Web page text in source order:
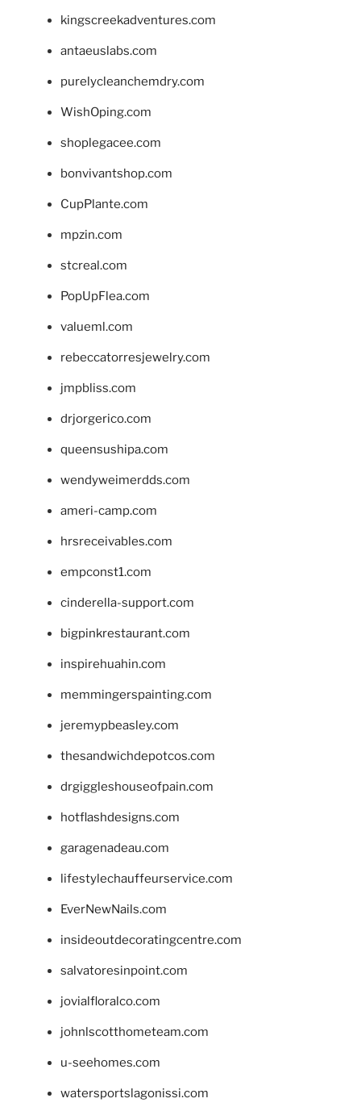
kingscreekadventures.com
antaeuslabs.com
purelycleanchemdry.com
WishOping.com
shoplegacee.com
bonvivantshop.com
CupPlante.com
mpzin.com
stcreal.com
PopUpFlea.com
valueml.com
rebeccatorresjewelry.com
jmpbliss.com
drjorgerico.com
queensushipa.com
wendyweimerdds.com
ameri-camp.com
hrsreceivables.com
empconst1.com
cinderella-support.com
bigpinkrestaurant.com
inspirehuahin.com
memmingerspainting.com
jeremypbeasley.com
thesandwichdepotcos.com
drgiggleshouseofpain.com
hotflashdesigns.com
garagenadeau.com
lifestylechauffeurservice.com
EverNewNails.com
insideoutdecoratingcentre.com
salvatoresinpoint.com
jovialfloralco.com
johnlscotthometeam.com
u-seehomes.com
watersportslagonissi.com